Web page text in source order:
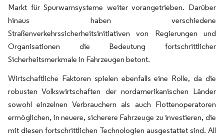
Markt für Spurwarnsysteme weiter vorangetrieben. Darüber
hinaus haben verschiedene
Straßenverkehrssicherheitsinitiativen von Regierungen und
Organisationen die Bedeutung fortschrittlicher
Sicherheitsmerkmale in Fahrzeugen betont.
Wirtschaftliche Faktoren spielen ebenfalls eine Rolle, da die
robusten Volkswirtschaften der nordamerikanischen Länder
sowohl einzelnen Verbrauchern als auch Flottenoperatoren
ermöglichen, in neuere, sicherere Fahrzeuge zu investieren, die
mit diesen fortschrittlichen Technologien ausgestattet sind. All